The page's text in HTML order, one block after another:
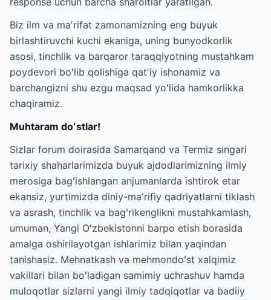
Biz ilm va maʼrifat zamonamizning eng buyuk
birlashtiruvchi kuchi ekaniga, uning bunyodkorlik
asosi, tinchlik va barqaror taraqqiyotning mustahkam
poydevori boʻlib qolishiga qatʼiy ishonamiz va
barchangizni shu ezgu maqsad yoʻlida hamkorlikka
chaqiramiz.
Muhtaram doʻstlar!
Sizlar forum doirasida Samarqand va Termiz singari
tarixiy shaharlarimizda buyuk ajdodlarimizning ilmiy
merosiga bagʻishlangan anjumanlarda ishtirok etar
ekansiz, yurtimizda diniy-maʼrifiy qadriyatlarni tiklash
va asrash, tinchlik va bagʻrikenglikni mustahkamlash,
umuman, Yangi Oʻzbekistonni barpo etish borasida
amalga oshirilayotgan ishlarimiz bilan yaqindan
tanishasiz. Mehnatkash va mehmondoʻst xalqimiz
vakillari bilan boʻladigan samimiy uchrashuv hamda
muloqotlar sizlarni yangi ilmiy tadqiqotlar va badiiy